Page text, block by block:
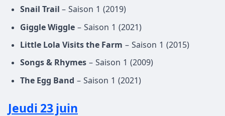
Snail Trail – Saison 1 (2019)
Giggle Wiggle – Saison 1 (2021)
Little Lola Visits the Farm – Saison 1 (2015)
Songs & Rhymes – Saison 1 (2009)
The Egg Band – Saison 1 (2021)
Jeudi 23 juin